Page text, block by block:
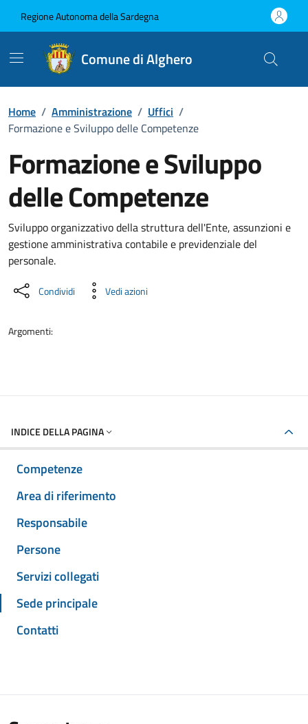
Regione Autonoma della Sardegna
Comune di Alghero
Home / Amministrazione / Uffici /
Formazione e Sviluppo delle Competenze
Formazione e Sviluppo
delle Competenze
Dettaglio dell'unità
Sviluppo organizzativo della struttura dell'Ente, assunzioni e
gestione amministrativa contabile e previdenziale del
personale.
Condividi Vedi azioni
Argomenti:
INDICE DELLA PAGINA
Competenze
Area di riferimento
Responsabile
Persone
Servizi collegati
Sede principale
Contatti